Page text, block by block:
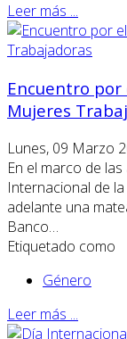
Leer más ...
Encuentro
Mujeres
Lunes, 09 Marzo
En el marco de
Internacional de
adelante una
Banco…
Etiquetado como
Género
Leer más ...